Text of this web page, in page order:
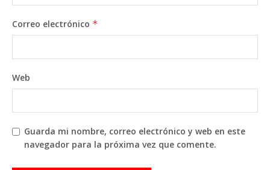
Correo electrónico *
Web
Guarda mi nombre, correo electrónico y web en este
navegador para la próxima vez que comente.